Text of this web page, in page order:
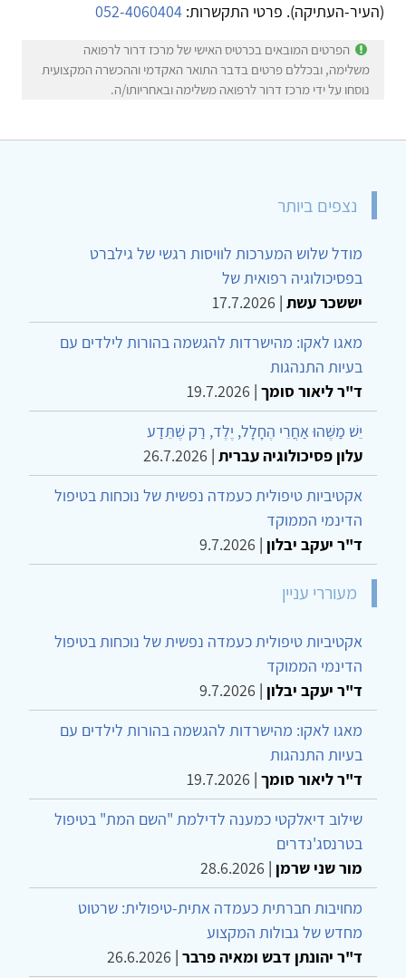
(העיר-העתיקה). פרטי התקשרות: 052-4060404
הפרטים המובאים בכרטיס האישי של מרכז דרור לרפואה
משלימה, ובכללם פרטים בדבר התואר האקדמי וההכשרה המקצועית
נוסחו על ידי מרכז דרור לרפואה משלימה ובאחריותו/ה.
נצפים ביותר
מודל שלוש המערכות לוויסות רגשי של גילברט
בפסיכולוגיה רפואית של
יששכר עשת |
17.7.2026
מאגו לאקו: מהישרדות להגשמה בהורות לילדים עם
בעיות התנהגות
ד"ר ליאור סומך |
19.7.2026
יֵשׁ מַשֶּׁהוּ אַחֲרֵי הֶחָלָל, יֶלֶד, רַק שֶׁתֵּדַע
עלון פסיכולוגיה עברית |
26.7.2026
אקטיביות טיפולית כעמדה נפשית של נוכחות בטיפול
הדינמי הממוקד
ד"ר יעקב יבלון |
9.7.2026
מעוררי עניין
אקטיביות טיפולית כעמדה נפשית של נוכחות בטיפול
הדינמי הממוקד
ד"ר יעקב יבלון |
9.7.2026
מאגו לאקו: מהישרדות להגשמה בהורות לילדים עם
בעיות התנהגות
ד"ר ליאור סומך |
19.7.2026
שילוב דיאלקטי כמענה לדילמת "השם המת" בטיפול
בטרנסג'נדרים
מור שני שרמן |
28.6.2026
מחויבות חברתית כעמדה אתית-טיפולית: שרטוט
מחדש של גבולות המקצוע
ד"ר יהונתן דבש ומאיה פרבר |
26.6.2026